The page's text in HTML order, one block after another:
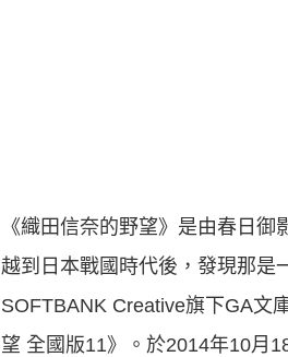
《織田信奈的野望》是由春日
越到日本戰國時代後，發現那是
SOFTBANK Creative旗下GA文
望 全國版11》。於2014年10月